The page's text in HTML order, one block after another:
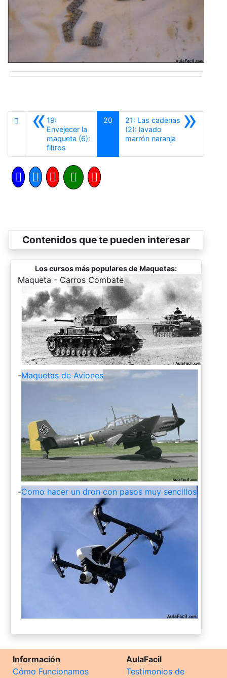
«19:
Envejecer la
maqueta (6):
filtros
20 »
21: Las cadenas
(2): lavado
marrón naranja
Contenidos que te pueden interesar
Los cursos más populares de Maquetas:
-
Maqueta - Carros Combate
-Maquetas de Aviones
-Como hacer un dron con pasos muy sencillos
Información
Cómo Funcionamos
AulaFacil
Testimonios de